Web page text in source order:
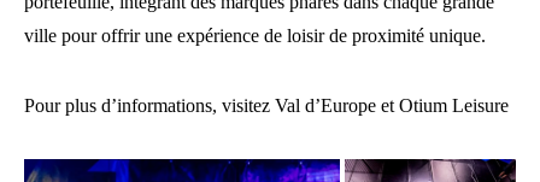
ville pour offrir une expérience de loisir de proximité unique.
Pour plus d’informations, visitez Val d’Europe et Otium Leisure